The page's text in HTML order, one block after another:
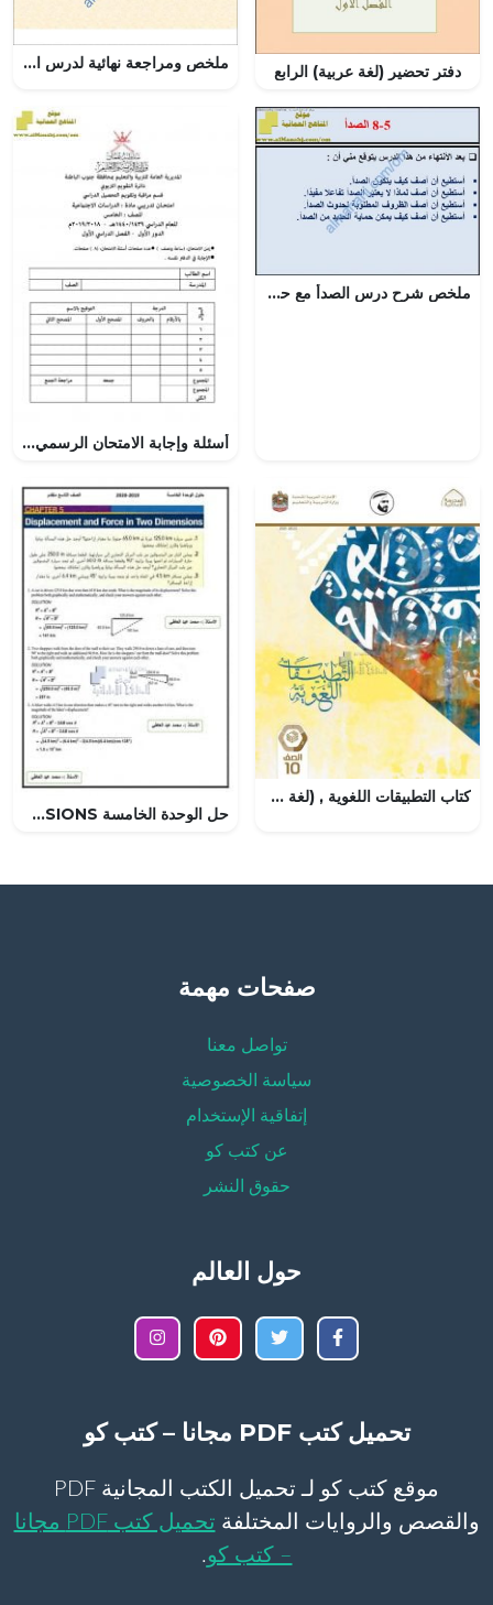
دفتر تحضير (لغة عربية) الرابع ملخص ومراجعة نهائية لدرس الأمر والنهي مع أسئلة هامة ومتوقعة (لغة عربية) الثاني عشر
ملخص شرح درس الصدأ مع حل الأنشطة (علوم) الثامن
أسئلة وإجابة الامتحان الرسمي في محافظة جنوب الباطنة للفصل الدراسي الأول الدور الأول والثاني ~ (اجتماعيات) الخامس
كتاب التطبيقات اللغوية , (لغة عربية) العاشر العام
حل الوحدة الخامسة DISPLACEMENT AND FORCE IN TWO DIMENSIONS, (فيزياء) التاسع المتقدم
صفحات مهمة
تواصل معنا
سياسة الخصوصية
إتفاقية الإستخدام
عن كتب كو
حقوق النشر
حول العالم
تحميل كتب PDF مجانا – كتب كو
موقع كتب كو لـ تحميل الكتب المجانية PDF
والقصص والروايات المختلفة
تحميل كتب PDF مجانا
– كتب كو.